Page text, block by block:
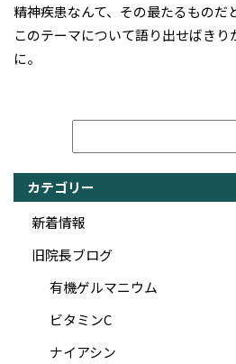
精神疾患なんて、その最たるものだ
このテーマについて語り出せばきり
に。
カテゴリー
新着情報
旧院長ブログ
有機ゲルマニウム
ビタミンC
ナイアシン